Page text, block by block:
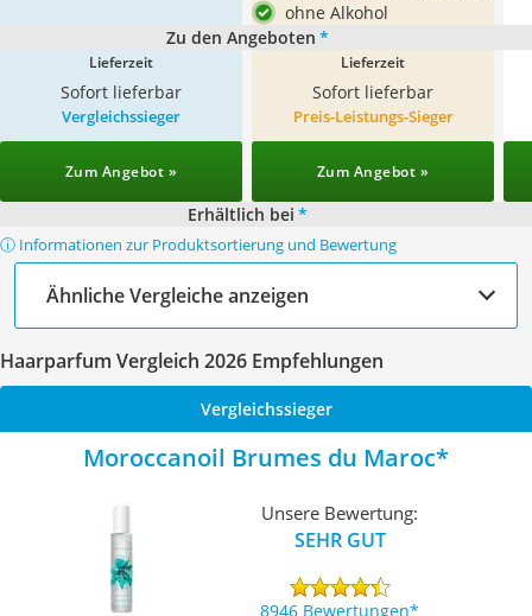
ohne Alkohol
Zu den Angeboten *
Lieferzeit
Sofort lieferbar
Lieferzeit
Sofort lieferbar
Vergleichssieger
Zum Angebot »
Preis-Leistungs-Sieger
Zum Angebot »
Erhältlich bei *
ⓘ Informationen zur Produktsortierung und Bewertung
Ähnliche Vergleiche anzeigen
Haarparfum Vergleich 2026 Empfehlungen
Vergleichssieger
Moroccanoil Brumes du Maroc
Unsere Bewertung:
SEHR GUT
8946 Bewertungen